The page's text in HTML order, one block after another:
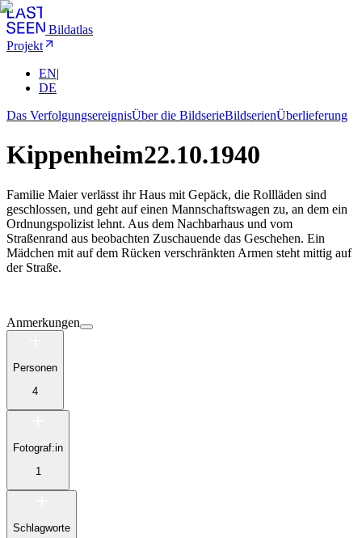
Bildatlas
Projekt
EN|
DE
Das VerfolgungsereignisÜber die BildserieBildserienÜberlieferung
Kippenheim22.10.1940
Familie Maier verlässt ihr Haus mit Gepäck, die Rollläden sind
geschlossen, und geht auf einen Mannschaftswagen zu, an dem ein
Ordnungspolizist lehnt. Aus dem Nachbarhaus und vom
Straßenrand aus beobachten Zuschauende das Geschehen. Ein
Mädchen mit auf dem Rücken verschränkten Armen steht mittig auf
der Straße.
Anmerkungen
Personen
4
Fotograf:in
1
Schlagworte